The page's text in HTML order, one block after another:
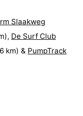
Slaakweg
De Surf Club
km) & PumpTrack